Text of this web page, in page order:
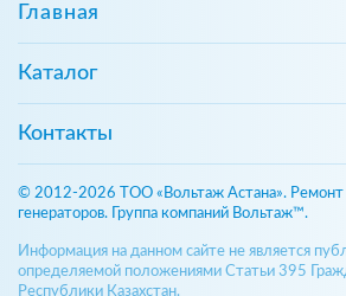
Главная
Каталог
Контакты
© 2012-2026 ТОО «Вольтаж Астана». Ремонт
генераторов. Группа компаний Вольтаж™.
Информация на данном сайте не является
определяемой положениями Статьи 395
Республики Казахстан.